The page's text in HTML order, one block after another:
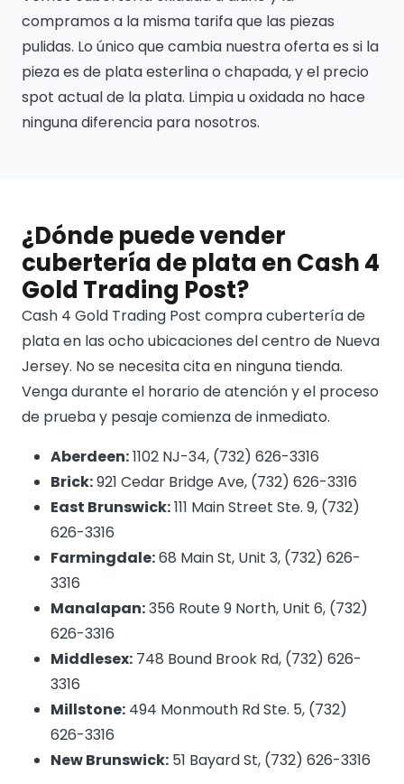
compramos a la misma tarifa que las piezas
pulidas. Lo único que cambia nuestra oferta es si la
pieza es de plata esterlina o chapada, y el precio
spot actual de la plata. Limpia u oxidada no hace
ninguna diferencia para nosotros.
¿Dónde puede vender
cubertería de plata en Cash 4
Gold Trading Post?
Cash 4 Gold Trading Post compra cubertería de
plata en las ocho ubicaciones del centro de Nueva
Jersey. No se necesita cita en ninguna tienda.
Venga durante el horario de atención y el proceso
de prueba y pesaje comienza de inmediato.
Aberdeen:1102 NJ-34, (732) 626-3316
Brick:921 Cedar Bridge Ave, (732) 626-3316
East Brunswick:111 Main Street Ste. 9, (732)
626-3316
Farmingdale:68 Main St, Unit 3, (732) 626-
3316
Manalapan:356 Route 9 North, Unit 6, (732)
626-3316
Middlesex: 748 Bound Brook Rd, (732) 626-
3316
Millstone: 494 Monmouth Rd Ste. 5, (732)
626-3316
New Brunswick: 51 Bayard St, (732) 626-3316